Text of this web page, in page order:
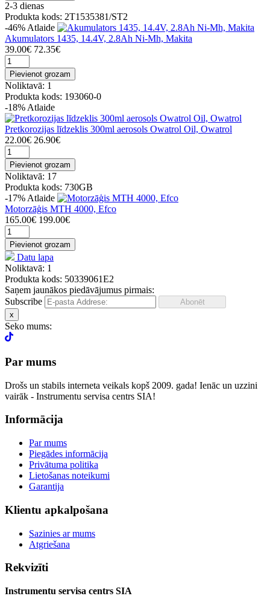
2-3 dienas
Produkta kods: 2T1535381/ST2
-46% Atlaide
Akumulators 1435, 14.4V, 2.8Ah Ni-Mh, Makita
39.00€ 72.35€
Pievienot grozam
Noliktavā: 1
Produkta kods: 193060-0
-18% Atlaide
Pretkorozijas līdzeklis 300ml aerosols Owatrol Oil, Owatrol
22.00€ 26.90€
Pievienot grozam
Noliktavā: 17
Produkta kods: 730GB
-17% Atlaide
Motorzāģis MTH 4000, Efco
165.00€ 199.00€
Pievienot grozam
Datu lapa
Noliktavā: 1
Produkta kods: 50339061E2
Saņem jaunākos piedāvājumus pirmais:
Subscribe
x
Seko mums:
Par mums
Drošs un stabils interneta veikals kopš 2009. gada! Ienāc un uzzini
vairāk - Instrumentu servisa centrs SIA!
Informācija
Par mums
Piegādes informācija
Privātuma politika
Lietošanas noteikumi
Garantija
Klientu apkalpošana
Sazinies ar mums
Atgriešana
Rekvizīti
Instrumentu servisa centrs SIA